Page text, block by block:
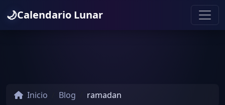
🌙Calendario Lunar
Inicio Blog ramadan